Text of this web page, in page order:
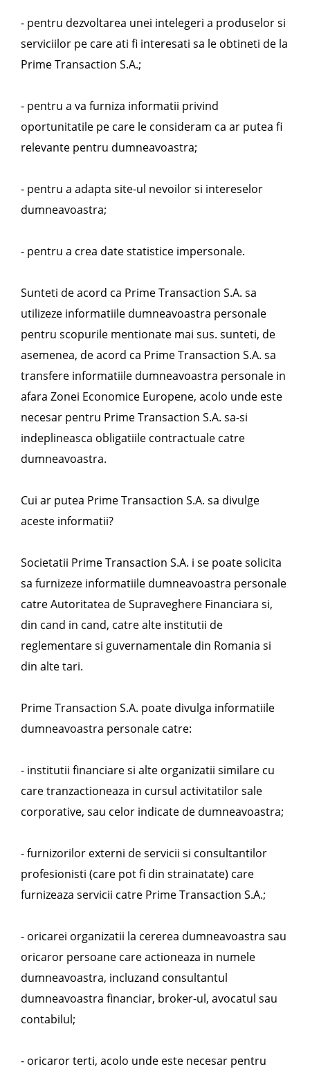
- pentru dezvoltarea unei intelegeri a produselor si
serviciilor pe care ati fi interesati sa le obtineti de la
Prime Transaction S.A.;
- pentru a va furniza informatii privind
oportunitatile pe care le consideram ca ar putea fi
relevante pentru dumneavoastra;
- pentru a adapta site-ul nevoilor si intereselor
dumneavoastra;
- pentru a crea date statistice impersonale.
Sunteti de acord ca Prime Transaction S.A. sa
utilizeze informatiile dumneavoastra personale
pentru scopurile mentionate mai sus. sunteti, de
asemenea, de acord ca Prime Transaction S.A. sa
transfere informatiile dumneavoastra personale in
afara Zonei Economice Europene, acolo unde este
necesar pentru Prime Transaction S.A. sa-si
indeplineasca obligatiile contractuale catre
dumneavoastra.
Cui ar putea Prime Transaction S.A. sa divulge
aceste informatii?
Societatii Prime Transaction S.A. i se poate solicita
sa furnizeze informatiile dumneavoastra personale
catre Autoritatea de Supraveghere Financiara si,
din cand in cand, catre alte institutii de
reglementare si guvernamentale din Romania si
din alte tari.
Prime Transaction S.A. poate divulga informatiile
dumneavoastra personale catre:
- institutii financiare si alte organizatii similare cu
care tranzactioneaza in cursul activitatilor sale
corporative, sau celor indicate de dumneavoastra;
- furnizorilor externi de servicii si consultantilor
profesionisti (care pot fi din strainatate) care
furnizeaza servicii catre Prime Transaction S.A.;
- oricarei organizatii la cererea dumneavoastra sau
oricaror persoane care actioneaza in numele
dumneavoastra, incluzand consultantul
dumneavoastra financiar, broker-ul, avocatul sau
contabilul;
- oricaror terti, acolo unde este necesar pentru